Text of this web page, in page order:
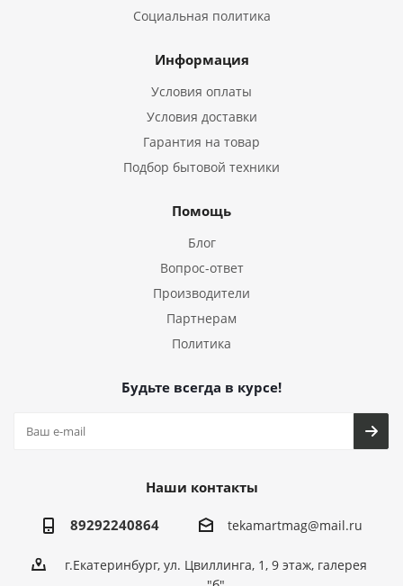
Социальная политика
Информация
Условия оплаты
Условия доставки
Гарантия на товар
Подбор бытовой техники
Помощь
Блог
Вопрос-ответ
Производители
Партнерам
Политика
Будьте всегда в курсе!
Наши контакты
89292240864 tekamartmag@mail.ru
г.Екатеринбург, ул. Цвиллинга, 1, 9 этаж, галерея